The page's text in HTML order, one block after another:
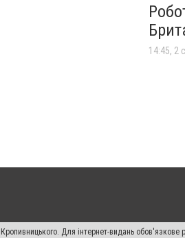
14:45, 2
Для інтернет-видань